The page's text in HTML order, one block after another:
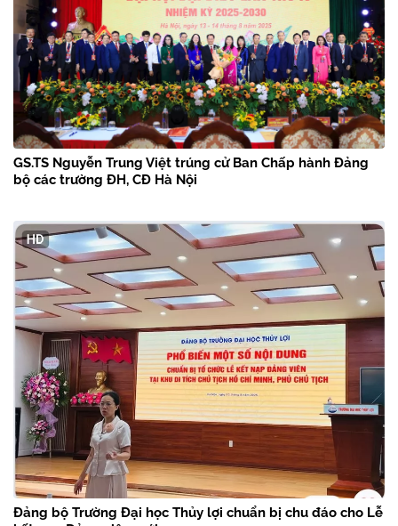
GS.TS Nguyễn Trung Việt trúng cử Ban Chấp hành Đảng
bộ các trường ĐH, CĐ Hà Nội
Đảng bộ Trường Đại học Thủy lợi chuẩn bị chu đáo cho Lễ